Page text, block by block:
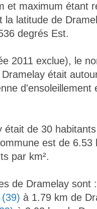
et maximum étant
la latitude de
degrés Est.
2011 exclue), le
était
d'ensoleillement
était de 30
est de 6.53
par km².
de Dramelay sont :
(39) à 1.79 km de